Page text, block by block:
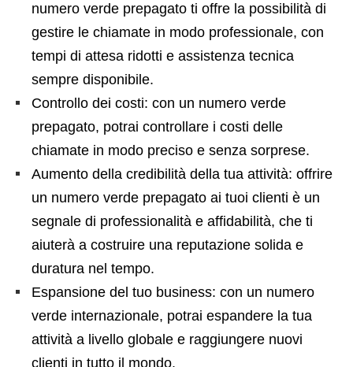
numero verde prepagato ti offre la possibilità di
gestire le chiamate in modo professionale, con
tempi di attesa ridotti e assistenza tecnica
sempre disponibile.
Controllo dei costi: con un numero verde
prepagato, potrai controllare i costi delle
chiamate in modo preciso e senza sorprese.
Aumento della credibilità della tua attività: offrire
un numero verde prepagato ai tuoi clienti è un
segnale di professionalità e affidabilità, che ti
aiuterà a costruire una reputazione solida e
duratura nel tempo.
Espansione del tuo business: con un numero
verde internazionale, potrai espandere la tua
attività a livello globale e raggiungere nuovi
clienti in tutto il mondo.